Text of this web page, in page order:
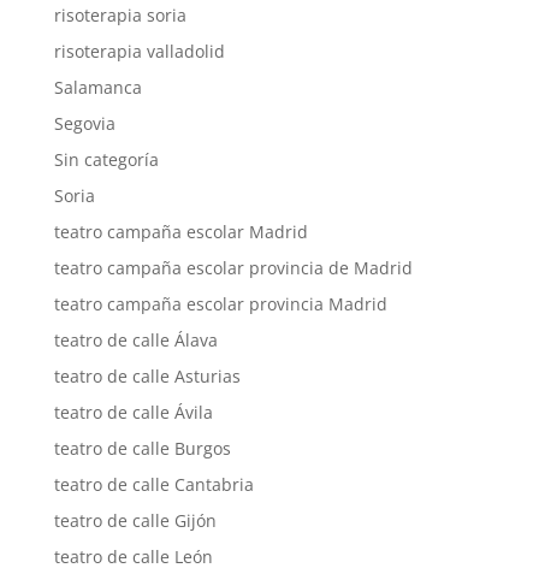
risoterapia soria
risoterapia valladolid
Salamanca
Segovia
Sin categoría
Soria
teatro campaña escolar Madrid
teatro campaña escolar provincia de Madrid
teatro campaña escolar provincia Madrid
teatro de calle Álava
teatro de calle Asturias
teatro de calle Ávila
teatro de calle Burgos
teatro de calle Cantabria
teatro de calle Gijón
teatro de calle León